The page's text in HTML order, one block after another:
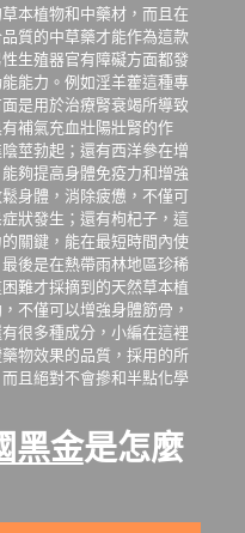
本植物和中藥材，而且在
質的中草藥才能作為這款
生殖器官有障礙方面都發
能力。例如淫羊藿這種專
是用於治療腎衰竭所導致
補氣充血壯陽壯腎的作
莖勃起；還有西洋參在增
夠提高身體免疫力和增強
身體，消除疲憊，不僅可
狀發生；還有枸杞子，這
關鍵，能在最短時間內使
後是在熱帶雨林地區珍稀
難才採摘到的天然草本植
不僅可以增強身體筋骨，
很多種成分，小編在這裡
物效果的品質，採用的所
且絕對不會摻和半點化學
黑金是怎麼